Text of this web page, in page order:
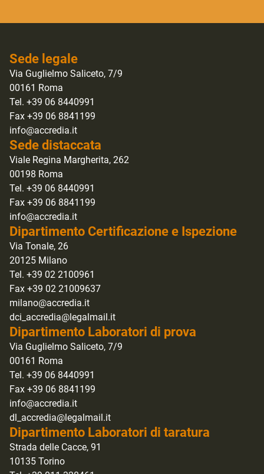
Sede legale
Via Guglielmo Saliceto, 7/9
00161 Roma
Tel. +39 06 8440991
Fax +39 06 8841199
info@accredia.it
Sede distaccata
Viale Regina Margherita, 262
00198 Roma
Tel. +39 06 8440991
Fax +39 06 8841199
info@accredia.it
Dipartimento Certificazione e Ispezione
Via Tonale, 26
20125 Milano
Tel. +39 02 2100961
Fax +39 02 21009637
milano@accredia.it
dci_accredia@legalmail.it
Dipartimento Laboratori di prova
Via Guglielmo Saliceto, 7/9
00161 Roma
Tel. +39 06 8440991
Fax +39 06 8841199
info@accredia.it
dl_accredia@legalmail.it
Dipartimento Laboratori di taratura
Strada delle Cacce, 91
10135 Torino